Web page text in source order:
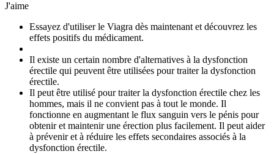
J'aime
Essayez d'utiliser le Viagra dès maintenant et découvrez les
effets positifs du médicament.
Il existe un certain nombre d'alternatives à la dysfonction
érectile qui peuvent être utilisées pour traiter la dysfonction
érectile.
Il peut être utilisé pour traiter la dysfonction érectile chez les
hommes, mais il ne convient pas à tout le monde. Il
fonctionne en augmentant le flux sanguin vers le pénis pour
obtenir et maintenir une érection plus facilement. Il peut aider
à prévenir et à réduire les effets secondaires associés à la
dysfonction érectile.